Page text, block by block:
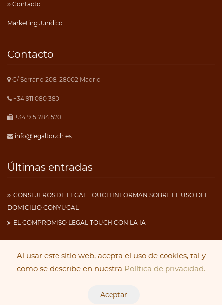
Al usar este sitio web, acepta el uso de cookies, tal y
como se describe en nuestra Política de privacidad.
Aceptar
Contacto
Marketing Jurídico
Contacto
C/ Serrano 208. 28002 Madrid
+34 911 080 380
+34 915 784 570
info@legaltouch.es
Últimas entradas
CONSEJEROS DE LEGAL TOUCH INFORMAN SOBRE EL USO DEL
DOMICILIO CONYUGAL
EL COMPROMISO LEGAL TOUCH CON LA IA
Copyright 2019 Legal Touch. Todos los derechos
Aviso Legal